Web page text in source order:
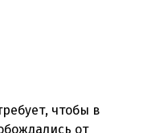
чтобы в
от